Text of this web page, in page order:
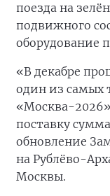
поезда на
подвижного
оборудование
«В декабре
один из самых
«Москва-
поставку
обновление
на Рублёво-
Москвы.